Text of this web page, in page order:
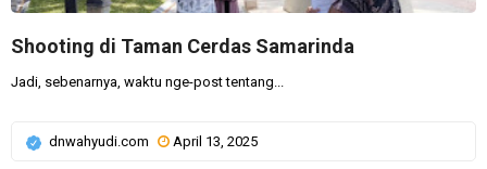
Shooting di Taman Cerdas Samarinda
Jadi, sebenarnya, waktu nge-post tentang...
dnwahyudi.com April 13, 2025